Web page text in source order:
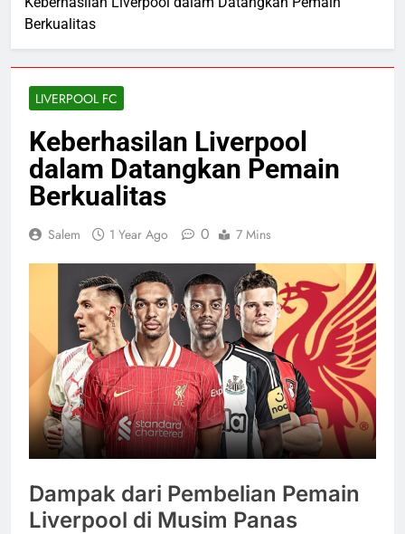
Berkualitas
LIVERPOOL FC
Keberhasilan Liverpool
dalam Datangkan Pemain
Berkualitas
Salem 1 Year Ago 0 7 Mins
Dampak dari Pembelian Pemain
Liverpool di Musim Panas